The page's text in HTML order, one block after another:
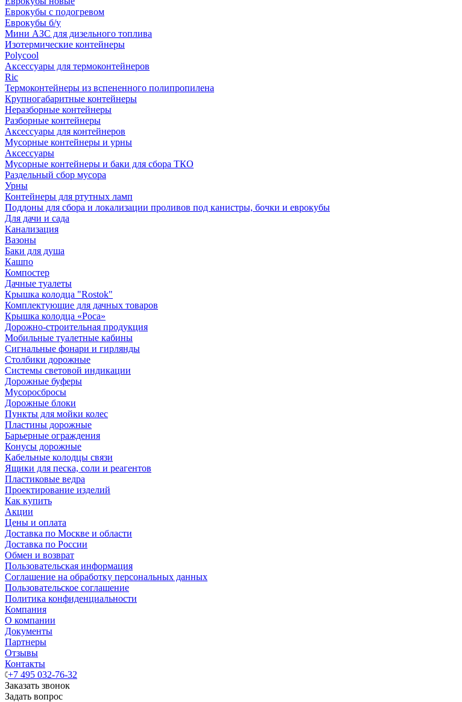
Еврокубы с подогревом
Еврокубы б/у
Мини АЗС для дизельного топлива
Изотермические контейнеры
Polycool
Аксессуары для термоконтейнеров
Ric
Термоконтейнеры из вспененного полипропилена
Крупногабаритные контейнеры
Неразборные контейнеры
Разборные контейнеры
Аксессуары для контейнеров
Мусорные контейнеры и урны
Аксессуары
Мусорные контейнеры и баки для сбора ТКО
Раздельный сбор мусора
Урны
Контейнеры для ртутных ламп
Поддоны для сбора и локализации проливов под канистры, бочки и еврокубы
Для дачи и сада
Канализация
Вазоны
Баки для душа
Кашпо
Компостер
Дачные туалеты
Крышка колодца "Rostok"
Комплектующие для дачных товаров
Крышка колодца «Роса»
Дорожно-строительная продукция
Мобильные туалетные кабины
Сигнальные фонари и гирлянды
Столбики дорожные
Системы световой индикации
Дорожные буферы
Мусоросбросы
Дорожные блоки
Пункты для мойки колес
Пластины дорожные
Барьерные ограждения
Конусы дорожные
Кабельные колодцы связи
Ящики для песка, соли и реагентов
Пластиковые ведра
Проектирование изделий
Как купить
Акции
Цены и оплата
Доставка по Москве и области
Доставка по России
Обмен и возврат
Пользовательская информация
Соглашение на обработку персональных данных
Пользовательское соглашение
Политика конфиденциальности
Компания
О компании
Документы
Партнеры
Отзывы
Контакты
+7 495 032-76-32
Заказать звонок
Задать вопрос